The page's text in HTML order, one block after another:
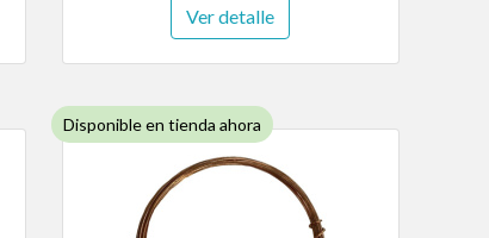
Ver detalle
Disponible en tienda ahora